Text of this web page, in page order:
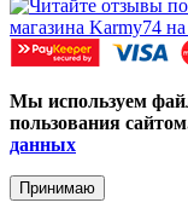
Мы используем
пользования
данных
Принимаю